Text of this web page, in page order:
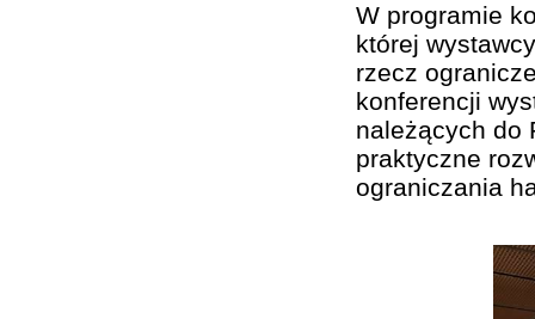
W programie
której
rzecz
konferencji
należących do
praktyczne
ograniczania